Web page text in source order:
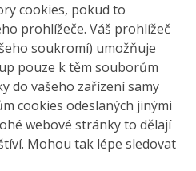
cookies, pokud to
prohlížeče. Váš prohlížeč
soukromí) umožňuje
pouze k těm souborům
do vašeho zařízení samy
cookies odeslaných jinými
webové stránky to dělají
Mohou tak lépe sledovat